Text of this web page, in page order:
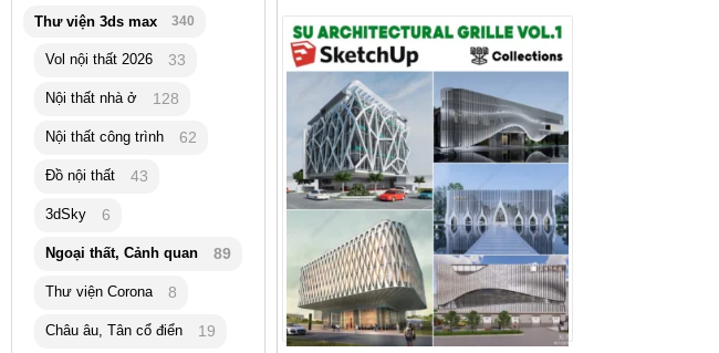
Thư viện 3ds max 340
Vol nội thất 2026 33
Nội thất nhà ở 128
Nội thất công trình 62
Đồ nội thất 43
3dSky 6
Ngoại thất, Cảnh quan 89
Thư viện Corona 8
Châu âu, Tân cổ điển 19